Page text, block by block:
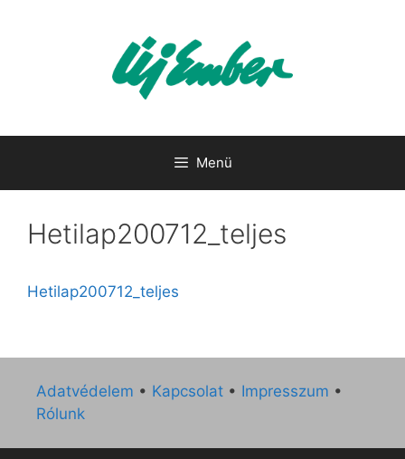
Menü
Hetilap200712_teljes
Hetilap200712_teljes
Adatvédelem • Kapcsolat • Impresszum •
Rólunk